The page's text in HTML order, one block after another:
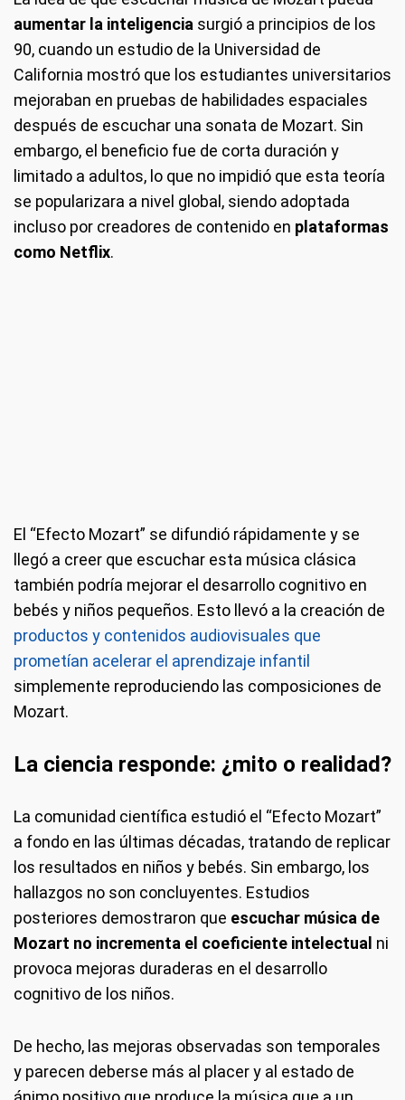
aumentar la inteligencia surgió a principios de los
90, cuando un estudio de la Universidad de
California mostró que los estudiantes universitarios
mejoraban en pruebas de habilidades espaciales
después de escuchar una sonata de Mozart. Sin
embargo, el beneficio fue de corta duración y
limitado a adultos, lo que no impidió que esta teoría
se popularizara a nivel global, siendo adoptada
incluso por creadores de contenido en plataformas
como Netflix.
El “Efecto Mozart” se difundió rápidamente y se
llegó a creer que escuchar esta música clásica
también podría mejorar el desarrollo cognitivo en
bebés y niños pequeños. Esto llevó a la creación de
productos y contenidos audiovisuales que
prometían acelerar el aprendizaje infantil
simplemente reproduciendo las composiciones de
Mozart.
La ciencia responde: ¿mito o realidad?
La comunidad científica estudió el “Efecto Mozart”
a fondo en las últimas décadas, tratando de replicar
los resultados en niños y bebés. Sin embargo, los
hallazgos no son concluyentes. Estudios
posteriores demostraron que escuchar música de
Mozart no incrementa el coeficiente intelectual ni
provoca mejoras duraderas en el desarrollo
cognitivo de los niños.
De hecho, las mejoras observadas son temporales
y parecen deberse más al placer y al estado de